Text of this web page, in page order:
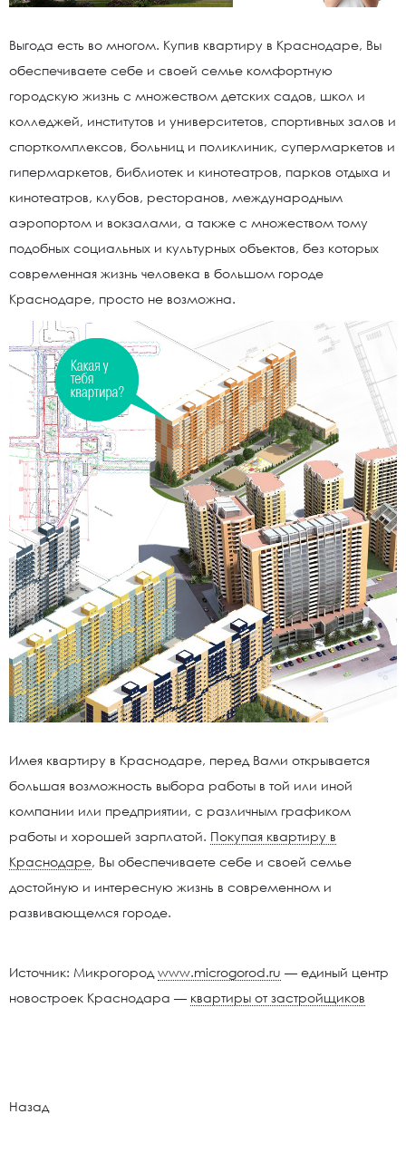
Выгода есть во многом. Купив квартиру в Краснодаре, Вы
обеспечиваете себе и своей семье комфортную
городскую жизнь с множеством детских садов, школ и
колледжей, институтов и университетов, спортивных залов и
спорткомплексов, больниц и поликлиник, супермаркетов и
гипермаркетов, библиотек и кинотеатров, парков отдыха и
кинотеатров, клубов, ресторанов, международным
аэропортом и вокзалами, а также с множеством тому
подобных социальных и культурных объектов, без которых
современная жизнь человека в большом городе
Краснодаре, просто не возможна.
Имея квартиру в Краснодаре, перед Вами открывается
большая возможность выбора работы в той или иной
компании или предприятии, с различным графиком
работы и хорошей зарплатой. Покупая квартиру в
Краснодаре, Вы обеспечиваете себе и своей семье
достойную и интересную жизнь в современном и
развивающемся городе.
Источник: Микрогород www.microgorod.ru — единый центр
новостроек Краснодара — квартиры от застройщиков
Назад